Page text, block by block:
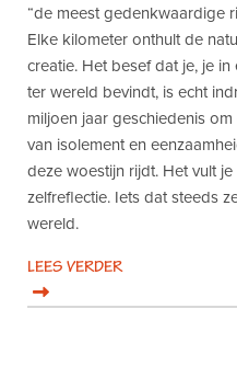
“de meest gedenkwaardige
Elke kilometer onthult de
creatie. Het besef dat je, je
ter wereld bevindt, is echt
miljoen jaar geschiedenis
van isolement en
deze woestijn rijdt. Het vult
zelfreflectie. Iets dat steeds
wereld.
LEES VERDER